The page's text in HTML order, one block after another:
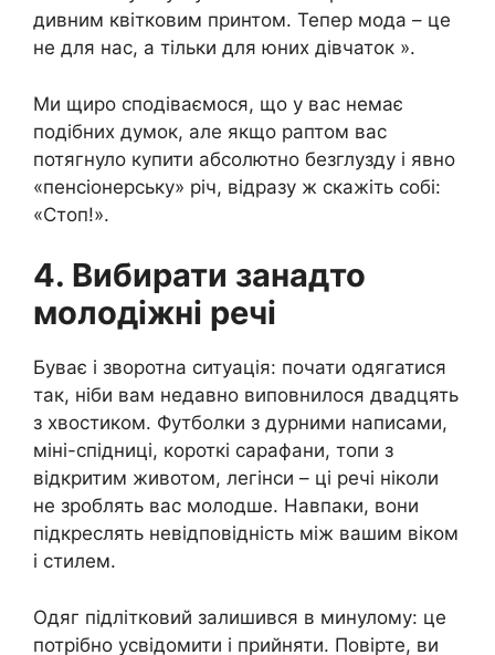
дивним квітковим принтом. Тепер мода – це
не для нас, а тільки для юних дівчаток ».
Ми щиро сподіваємося, що у вас немає
подібних думок, але якщо раптом вас
потягнуло купити абсолютно безглузду і явно
«пенсіонерську» річ, відразу ж скажіть собі:
«Стоп!».
4. Вибирати занадто
молодіжні речі
Буває і зворотна ситуація: почати одягатися
так, ніби вам недавно виповнилося двадцять
з хвостиком. Футболки з дурними написами,
міні-спідниці, короткі сарафани, топи з
відкритим животом, легінси – ці речі ніколи
не зроблять вас молодше. Навпаки, вони
підкреслять невідповідність між вашим віком
і стилем.
Одяг підлітковий залишився в минулому: це
потрібно усвідомити і прийняти. Повірте, ви